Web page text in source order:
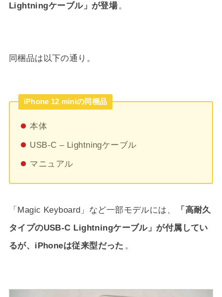
Lightningケーブル」が登場。
同梱品は以下の通り。
iPhone 12 miniの同梱品
本体
USB-C – Lightningケーブル
マニュアル
「Magic Keyboard」など一部モデルには、
「高耐久
タイプのUSB-C Lightningケーブル」が付属してい
るが、iPhoneは従来型だった 。